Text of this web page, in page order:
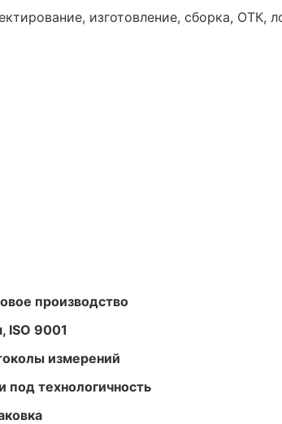
изготовление, сборка, ОТК,
производство
ISO 9001
измерений
под технологичность